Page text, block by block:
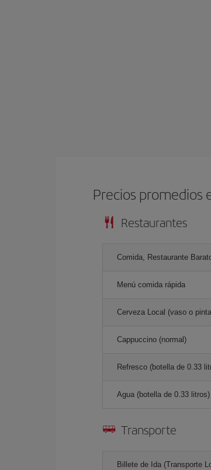
Precios promedios
Restaurantes
Comida, Restaurante
Menú comida rápida
Cerveza Local (vaso o
Cappuccino (normal)
Refresco (botella de 0.33
Agua (botella de 0.33 litros)
Transporte
Billete de Ida (Transporte